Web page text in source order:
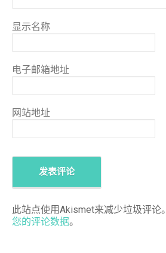
显示名称
电子邮箱地址
网站地址
此站点使用Akismet来减少垃圾评论。
您的评论数据。